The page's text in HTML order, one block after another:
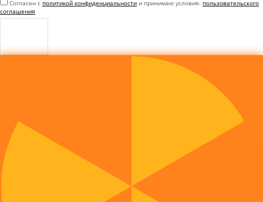
Согласен с политикой конфиденциальности и принимаю условия. пользовательского
соглашения